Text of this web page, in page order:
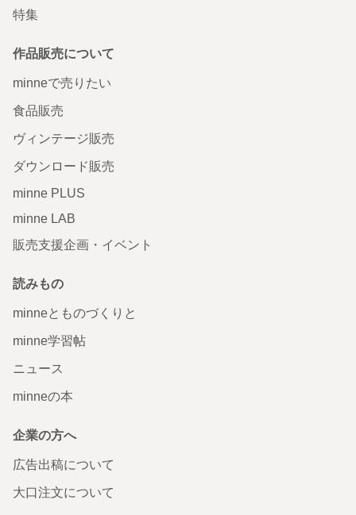
特集
作品販売について
minneで売りたい
食品販売
ヴィンテージ販売
ダウンロード販売
minne PLUS
minne LAB
販売支援企画・イベント
読みもの
minneとものづくりと
minne学習帖
ニュース
minneの本
企業の方へ
広告出稿について
大口注文について